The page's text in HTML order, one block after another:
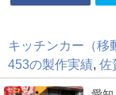
キッチンカー（移
453の製作実績 佐